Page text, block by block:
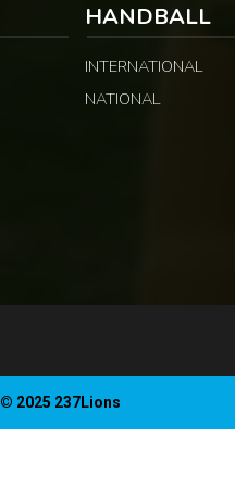
HANDBALL
INTERNATIONAL
NATIONAL
© 2025 237Lions